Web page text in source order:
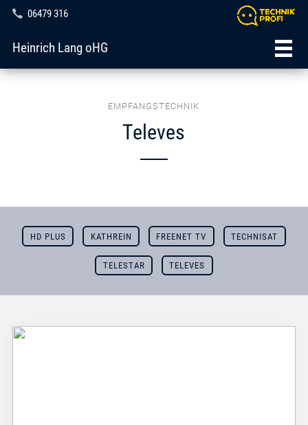
06479 316
Heinrich Lang oHG
EMPFANGSTECHNIK
Televes
HD PLUS KATHREIN FREENET TV TECHNISAT
TELESTAR TELEVES